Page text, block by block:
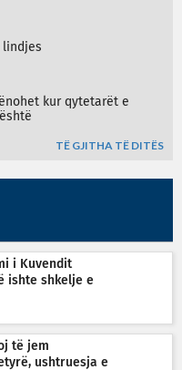
lindjes
kur qytetarët e
TË GJITHA TË DITËS
i Kuvendit
ishte shkelje e
të jem
ushtruesja e